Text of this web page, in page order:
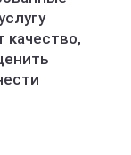
качество,